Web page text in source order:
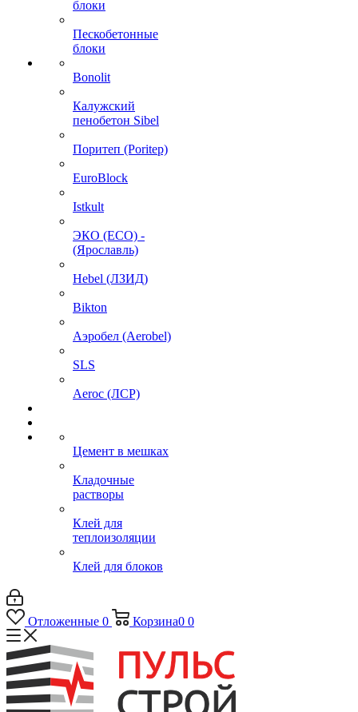
блоки
Пескобетонные
блоки
Bonolit
Калужский
пенобетон Sibel
Поритеп (Poritep)
EuroBlock
Istkult
ЭКО (ECO) -
(Ярославль)
Hebel (ЛЗИД)
Bikton
Аэробел (Aerobel)
SLS
Aeroc (ЛСР)
Цемент в мешках
Кладочные
растворы
Клей для
теплоизоляции
Клей для блоков
Отложенные 0 Корзина0 0